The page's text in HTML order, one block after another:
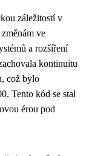
záležitostí v
ve
a rozšíření
kontinuitu
což bylo
Tento kód se stal
érou pod